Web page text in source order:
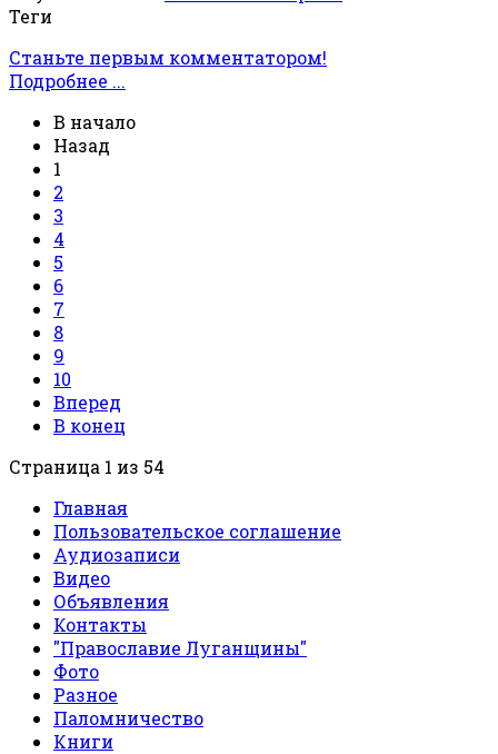
Теги
Станьте первым комментатором!
Подробнее ...
В начало
Назад
1
2
3
4
5
6
7
8
9
10
Вперед
В конец
Страница 1 из 54
Главная
Пользовательское соглашение
Аудиозаписи
Видео
Объявления
Контакты
"Православие Луганщины"
Фото
Разное
Паломничество
Книги